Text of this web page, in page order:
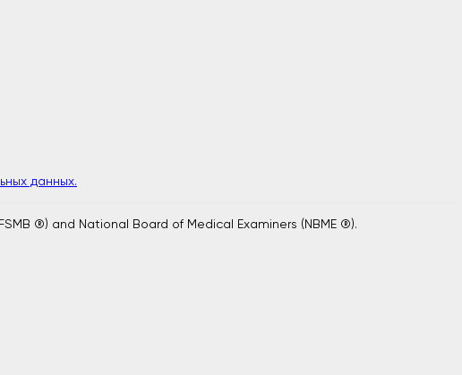
данных.
®) and National Board of Medical Examiners (NBME ®).